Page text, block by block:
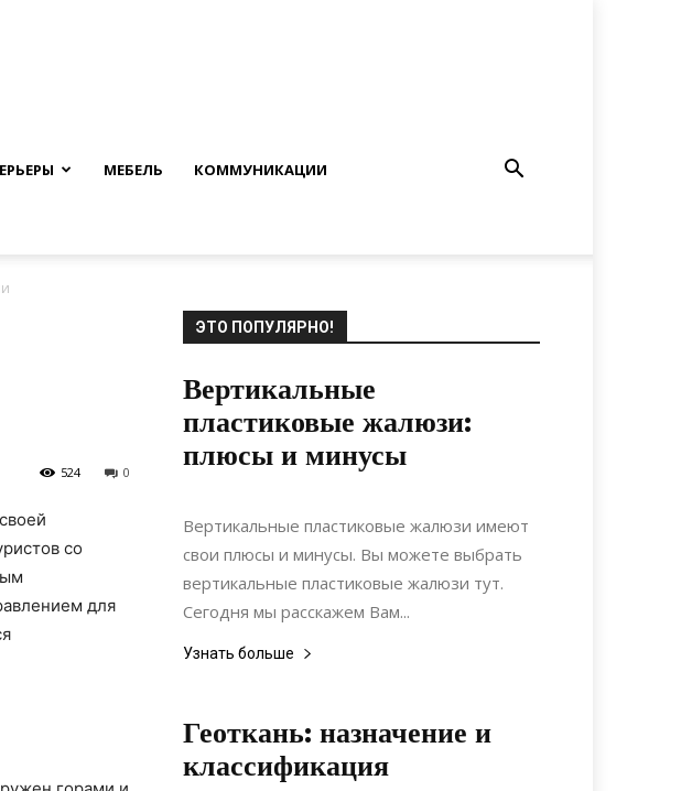
МЕБЕЛЬ КОММУНИКАЦИИ
0
524
со
для
ЭТО ПОПУЛЯРНО!
Вертикальные
пластиковые жалюзи:
плюсы и минусы
20.07.2021
Вертикальные пластиковые жалюзи имеют
свои плюсы и минусы. Вы можете выбрать
вертикальные пластиковые жалюзи тут.
Сегодня мы расскажем Вам...
Узнать больше
Геоткань: назначение и
классификация
16.09.2020